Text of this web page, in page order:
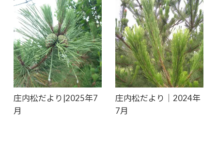
庄内松だより|2025年7
月
庄内松だより｜2024年
7月